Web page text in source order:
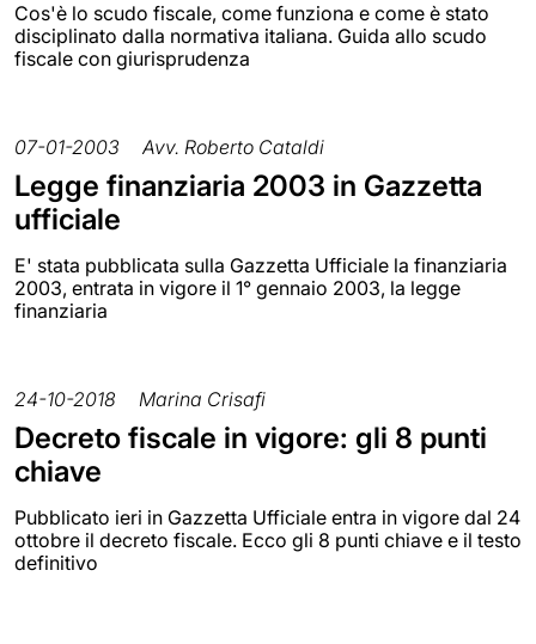
Cos'è lo scudo fiscale, come funziona e come è stato
disciplinato dalla normativa italiana. Guida allo scudo
fiscale con giurisprudenza
07-01-2003 Avv. Roberto Cataldi
Legge finanziaria 2003 in Gazzetta
ufficiale
E' stata pubblicata sulla Gazzetta Ufficiale la finanziaria
2003, entrata in vigore il 1° gennaio 2003, la legge
finanziaria
24-10-2018 Marina Crisafi
Decreto fiscale in vigore: gli 8 punti
chiave
Pubblicato ieri in Gazzetta Ufficiale entra in vigore dal 24
ottobre il decreto fiscale. Ecco gli 8 punti chiave e il testo
definitivo